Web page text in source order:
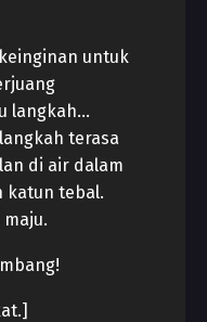
untuk
langkah…
terasa
di air dalam
katun tebal.